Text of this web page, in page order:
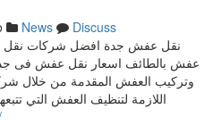
News
Discuss
نقل عفش جدة افضل شركات نقل
عفش بالطائف اسعار نقل عفش فى
وتركيب العفش المقدمة من خلال
اللازمة لتنظيف العفش التي